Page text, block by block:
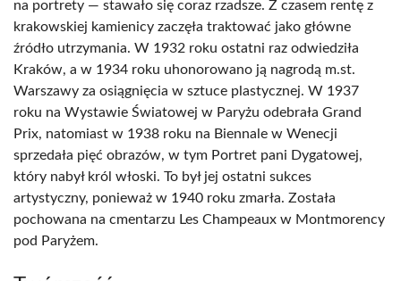
na portrety — stawało się coraz rzadsze. Z czasem rentę z
krakowskiej kamienicy zaczęła traktować jako główne
źródło utrzymania. W 1932 roku ostatni raz odwiedziła
Kraków, a w 1934 roku uhonorowano ją nagrodą m.st.
Warszawy za osiągnięcia w sztuce plastycznej. W 1937
roku na Wystawie Światowej w Paryżu odebrała Grand
Prix, natomiast w 1938 roku na Biennale w Wenecji
sprzedała pięć obrazów, w tym Portret pani Dygatowej,
który nabył król włoski. To był jej ostatni sukces
artystyczny, ponieważ w 1940 roku zmarła. Została
pochowana na cmentarzu Les Champeaux w Montmorency
pod Paryżem.